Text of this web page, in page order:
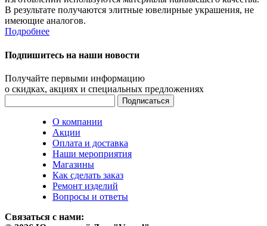
В результате получаются элитные ювелирные украшения, не
имеющие аналогов.
Подробнее
Подпишитесь на наши новости
Получайте первыми информацию
о скидках, акциях и специальных предложениях
О компании
Акции
Оплата и доставка
Наши мероприятия
Магазины
Как сделать заказ
Ремонт изделий
Вопросы и ответы
Связаться с нами: